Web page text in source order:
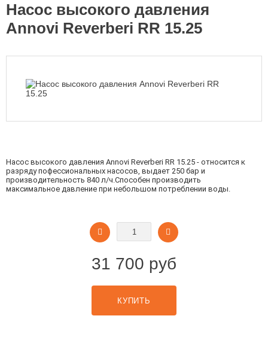
Насос высокого давления
Annovi Reverberi RR 15.25
Насос высокого давления Annovi Reverberi RR 15.25 - относится к
разряду пофессиональных насосов, выдает 250 бар и
производительность 840 л/ч.Способен производить
максимальное давление при небольшом потреблении воды.
31 700 руб